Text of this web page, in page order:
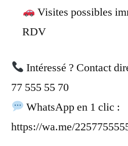
Visites possibles
RDV
Intéressé ? Contact
77 555 55 70
WhatsApp en 1 clic :
https://wa.me/